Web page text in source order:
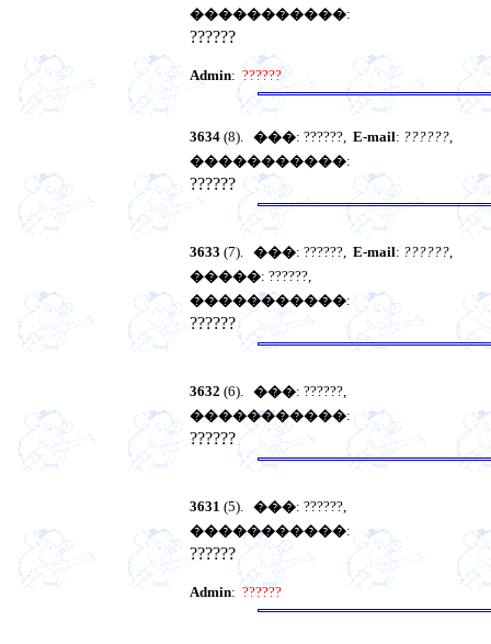
�����������:
??????
Admin: ??????
3634 (8). ���: ??????, E-mail: ??????,
�����������:
??????
3633 (7). ���: ??????, E-mail: ??????,
�����: ??????,
�����������:
??????
3632 (6). ���: ??????,
�����������:
??????
3631 (5). ���: ??????,
�����������:
??????
Admin: ??????